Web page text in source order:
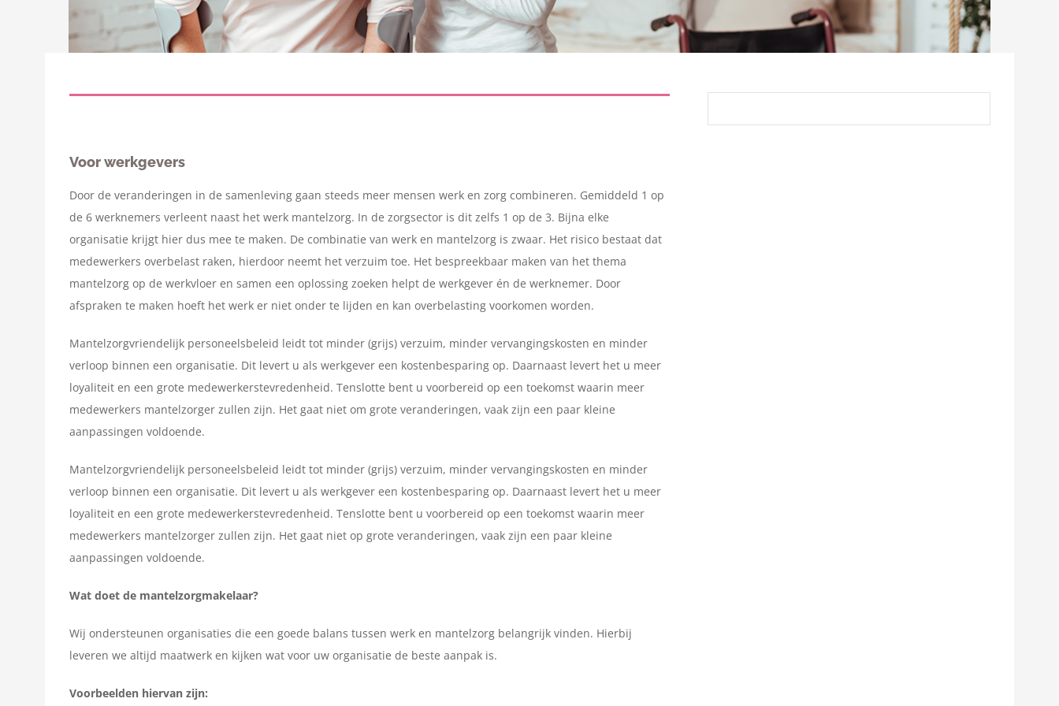
Voor werkgevers
Door de veranderingen in de samenleving gaan steeds meer mensen werk en zorg combineren. Gemiddeld 1 op
de 6 werknemers verleent naast het werk mantelzorg. In de zorgsector is dit zelfs 1 op de 3. Bijna elke
organisatie krijgt hier dus mee te maken. De combinatie van werk en mantelzorg is zwaar. Het risico bestaat dat
medewerkers overbelast raken, hierdoor neemt het verzuim toe. Het bespreekbaar maken van het thema
mantelzorg op de werkvloer en samen een oplossing zoeken helpt de werkgever én de werknemer. Door
afspraken te maken hoeft het werk er niet onder te lijden en kan overbelasting voorkomen worden.
Mantelzorgvriendelijk personeelsbeleid leidt tot minder (grijs) verzuim, minder vervangingskosten en minder
verloop binnen een organisatie. Dit levert u als werkgever een kostenbesparing op. Daarnaast levert het u meer
loyaliteit en een grote medewerkerstevredenheid. Tenslotte bent u voorbereid op een toekomst waarin meer
medewerkers mantelzorger zullen zijn. Het gaat niet om grote veranderingen, vaak zijn een paar kleine
aanpassingen voldoende.
Mantelzorgvriendelijk personeelsbeleid leidt tot minder (grijs) verzuim, minder vervangingskosten en minder
verloop binnen een organisatie. Dit levert u als werkgever een kostenbesparing op. Daarnaast levert het u meer
loyaliteit en een grote medewerkerstevredenheid. Tenslotte bent u voorbereid op een toekomst waarin meer
medewerkers mantelzorger zullen zijn. Het gaat niet op grote veranderingen, vaak zijn een paar kleine
aanpassingen voldoende.
Wat doet de mantelzorgmakelaar?
Wij ondersteunen organisaties die een goede balans tussen werk en mantelzorg belangrijk vinden. Hierbij
leveren we altijd maatwerk en kijken wat voor uw organisatie de beste aanpak is.
Voorbeelden hiervan zijn: